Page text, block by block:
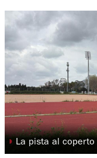
◗ La pista al